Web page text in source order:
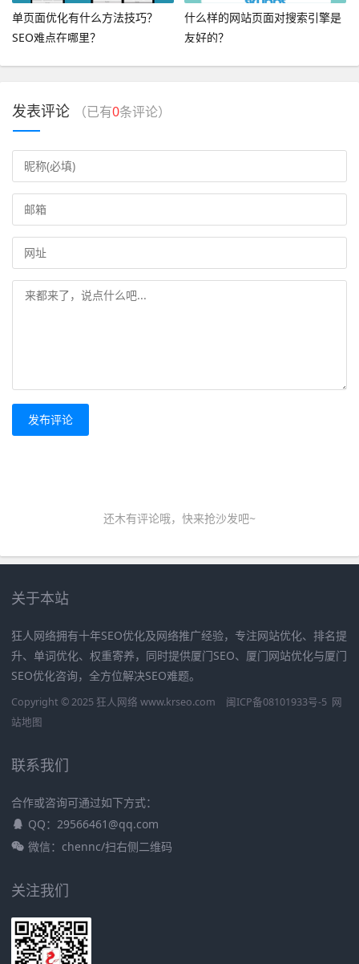
单页面优化有什么方法技巧？
SEO难点在哪里？
什么样的网站页面对搜索引擎是
友好的？
发表评论 （已有0条评论）
发布评论
还木有评论哦，快来抢沙发吧~
关于本站
狂人网络拥有十年SEO优化及网络推广经验，专注网站优化、排名提
升、单词优化、权重寄养，同时提供厦门SEO、厦门网站优化与厦门
SEO优化咨询，全方位解决SEO难题。
Copyright © 2025 狂人网络 www.krseo.com 闽ICP备08101933号-5 网
站地图
联系我们
合作或咨询可通过如下方式：
QQ：29566461@qq.com
微信：chennc/扫右侧二维码
关注我们